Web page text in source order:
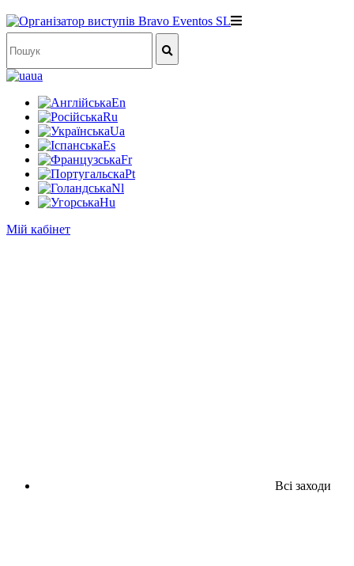
ua
En
Ru
Ua
Es
Fr
Pt
Nl
Hu
Мій кабінет
Всі заходи